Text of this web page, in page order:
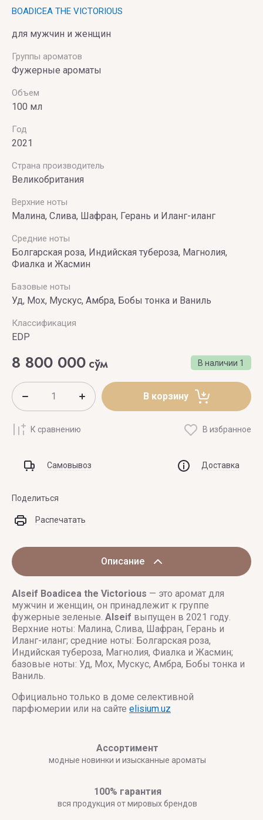
BOADICEA THE VICTORIOUS
для мужчин и женщин
Группы ароматов
Фужерные ароматы
Объем
100 мл
Год
2021
Страна производитель
Великобритания
Верхние ноты
Малина, Слива, Шафран, Герань и Иланг-иланг
Средние ноты
Болгарская роза, Индийская тубероза, Магнолия,
Фиалка и Жасмин
Базовые ноты
Уд, Мох, Мускус, Амбра, Бобы тонка и Ваниль
Классификация
EDP
В наличии 1
8 800 000 сўм
В корзину
К сравнению В избранное
Самовывоз Доставка
Поделиться
Распечатать
Описание
Alseif Boadicea the Victorious — это аромат для
мужчин и женщин, он принадлежит к группе
фужерные зеленые. Alseif выпущен в 2021 году.
Верхние ноты: Малина, Слива, Шафран, Герань и
Иланг-иланг; средние ноты: Болгарская роза,
Индийская тубероза, Магнолия, Фиалка и Жасмин;
базовые ноты: Уд, Мох, Мускус, Амбра, Бобы тонка и
Ваниль.
Официально только в доме селективной
парфюмерии или на сайте elisium.uz
Ассортимент
модные новинки и изысканные ароматы
100% гарантия
вся продукция от мировых брендов